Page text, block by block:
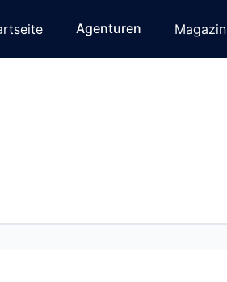
Agenturen Magazin